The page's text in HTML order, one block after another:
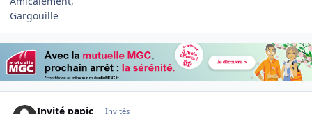
Gargouille
Invité papic Invités